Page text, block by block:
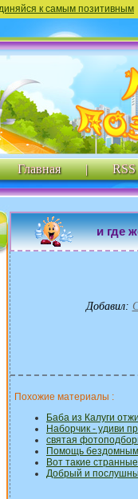
к самым позитивным
Главная | RSS
и где
Добавил:
Похожие материалы :
Баба из Калуги
Наборчик - удиви
святая
Помощь
Вот такие
Добрый и